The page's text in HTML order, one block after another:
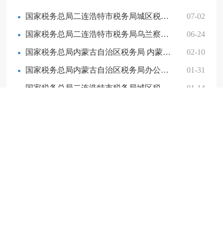
国家税务总局二连浩特市税务局城区税务分局非正常户公告 07-02
国家税务总局二连浩特市税务局乌兰察布·二连浩特国家物流枢纽园区税务分局分类管理评定等级四类企业公示名单 06-24
国家税务总局内蒙古自治区税务局 内蒙古自治区人力资源和社会保障厅关于开展2026年度用人单位社会保险 缴费工资申报工作的通知 02-10
国家税务总局内蒙古自治区税务局办公室关于明确2026年度用人单位社会保险费申报缴费期限的通知 01-31
01-14